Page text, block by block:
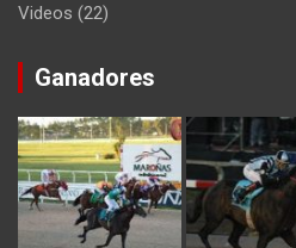
Videos (22)
Ganadores